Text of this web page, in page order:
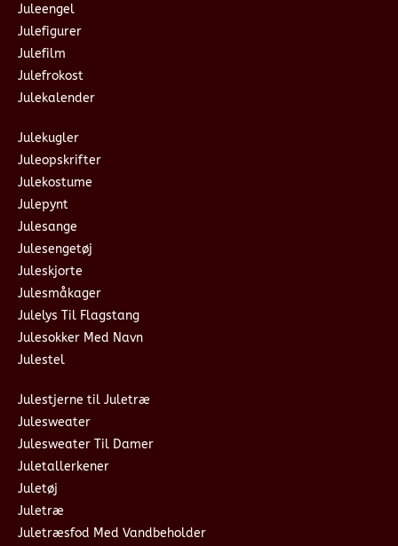
Juleengel
Julefigurer
Julefilm
Julefrokost
Julekalender
Julekugler
Juleopskrifter
Julekostume
Julepynt
Julesange
Julesengetøj
Juleskjorte
Julesmåkager
Julelys Til Flagstang
Julesokker Med Navn
Julestel
Julestjerne til Juletræ
Julesweater
Julesweater Til Damer
Juletallerkener
Juletøj
Juletræ
Juletræsfod Med Vandbeholder